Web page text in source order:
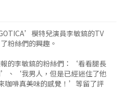
模特兒演員李敏鎬的TV
粉絲們的興趣。
的李敏鎬的粉絲們：‘看看腿長
、‘我男人，但是已經迷住了他
咖啡真美味的感覺！’等留了評